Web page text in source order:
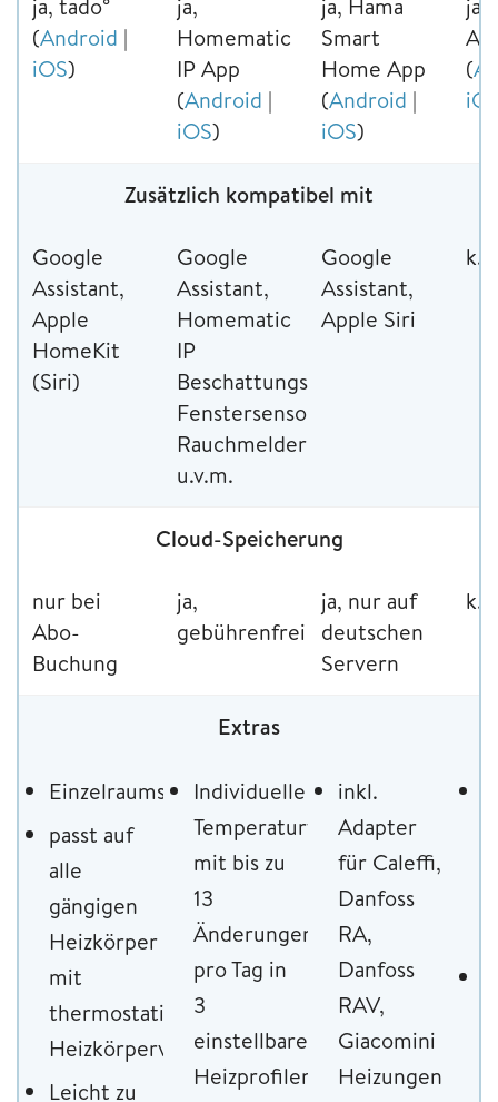
ja, tado°
(Android |
iOS)
ja,
Homematic
IP App
(Android |
iOS)
ja, Hama
Smart
Home App
(Android |
iOS)
ja,
(
Zusätzlich kompatibel mit
Google
Assistant,
Apple
HomeKit
(Siri)
Google
Assistant,
Homematic
IP
Beschattungslösungen,
Fenstersensoren,
Rauchmelder
u.v.m.
Google
Assistant,
Apple Siri
Cloud-Speicherung
nur bei
Abo-
Buchung
ja,
gebührenfrei
ja, nur auf
deutschen
Servern
Extras
Einzelraumsteuerung
passt auf
alle
gängigen
Heizkörper
mit
thermostatischen
Heizkörperventilen
Leicht zu
Individuelle
Temperaturverläufe
mit bis zu
13
Änderungen
pro Tag in
3
einstellbaren
Heizprofilen
inkl.
Adapter
für Caleffi,
Danfoss
RA,
Danfoss
RAV,
Giacomini
Heizungen